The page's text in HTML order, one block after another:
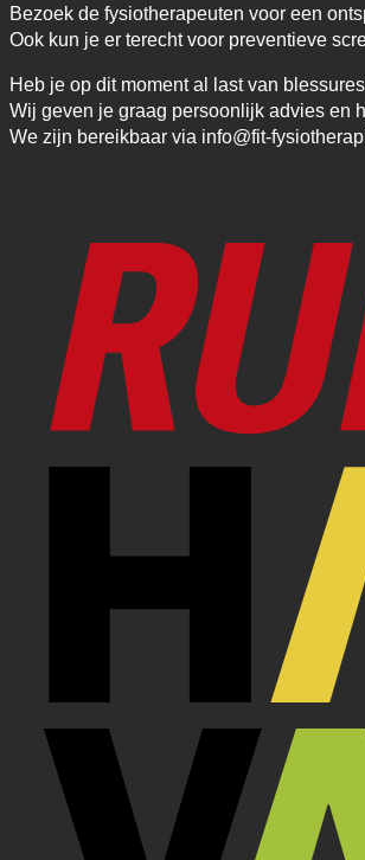
Bezoek de fysiotherapeuten voor een
Ook kun je er terecht voor preventieve
Heb je op dit moment al last van
Wij geven je graag persoonlijk advies en
We zijn bereikbaar via info@fit-